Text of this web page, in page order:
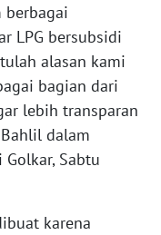
berbagai
LPG bersubsidi
alasan kami
bagian dari
lebih transparan
dalam
Sabtu
karena